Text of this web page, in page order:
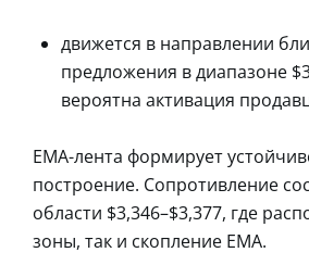
движется в направлении
предложения в диапазоне
вероятна активация
EMA-лента формирует
построение. Сопротивление
области $3,346–$3,377, где
зоны, так и скопление EMA.